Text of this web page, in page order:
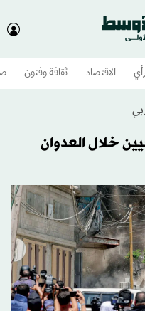
الاقتصاد ثقافة وفنون
خلال العدوان